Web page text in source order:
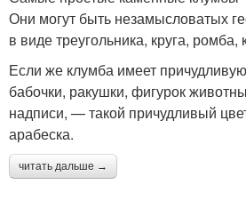
Они могут быть незамысловатых
в виде треугольника, круга, ромба,
Если же клумба имеет
бабочки, ракушки, фигурок
надписи, — такой причудливый
арабеска.
читать дальше →